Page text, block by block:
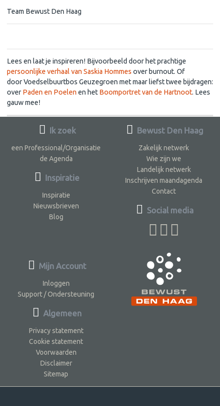
Team Bewust Den Haag
Lees en laat je inspireren! Bijvoorbeeld door het prachtige
persoonlijke verhaal van Saskia Hommes over burnout. Of
door Voedselbuurtbos Geuzegroen met maar liefst twee bijdragen:
over Paden en Poelen en het Boomportret van de Hartnoot. Lees
gauw mee!
Ik zoek
een Professional/Organisatie
de Agenda
Inspiratie
Inspiratie
Nieuwsbrieven
Blog
Bewust Den Haag
Zakelijk netwerk
Wie zijn we
Landelijk netwerk
Inschrijven maandagenda
Contact
Social media
Mijn Account
Inloggen
Support / Ondersteuning
Algemeen
Privacy statement
Cookie statement
Voorwaarden
Disclaimer
Sitemap